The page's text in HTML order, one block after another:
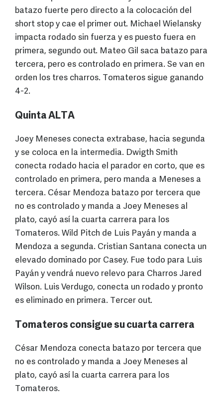
batazo fuerte pero directo a la colocación del
short stop y cae el primer out. Michael Wielansky
impacta rodado sin fuerza y es puesto fuera en
primera, segundo out. Mateo Gil saca batazo para
tercera, pero es controlado en primera. Se van en
orden los tres charros. Tomateros sigue ganando
4-2.
Quinta ALTA
Joey Meneses conecta extrabase, hacia segunda
y se coloca en la intermedia. Dwigth Smith
conecta rodado hacia el parador en corto, que es
controlado en primera, pero manda a Meneses a
tercera. César Mendoza batazo por tercera que
no es controlado y manda a Joey Meneses al
plato, cayó así la cuarta carrera para los
Tomateros. Wild Pitch de Luis Payán y manda a
Mendoza a segunda. Cristian Santana conecta un
elevado dominado por Casey. Fue todo para Luis
Payán y vendrá nuevo relevo para Charros Jared
Wilson. Luis Verdugo, conecta un rodado y pronto
es eliminado en primera. Tercer out.
Tomateros consigue su cuarta carrera
César Mendoza conecta batazo por tercera que
no es controlado y manda a Joey Meneses al
plato, cayó así la cuarta carrera para los
Tomateros.